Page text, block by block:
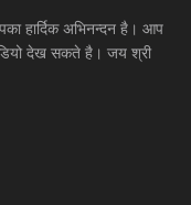
हार्दिक अभिनन्दन है। आप
देख सकते है। जय श्री